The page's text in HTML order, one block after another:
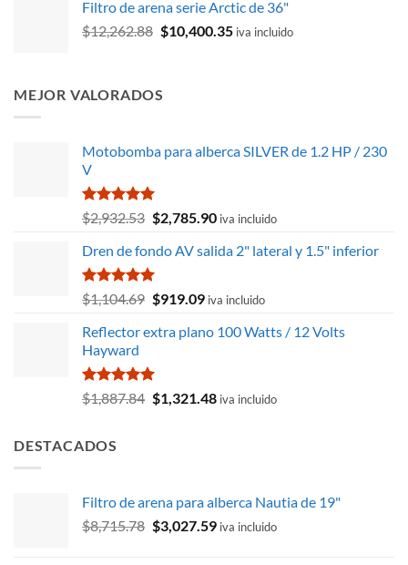
original
era:
actual
es:
Filtro de arena serie Arctic de 36"
$12,262.88 El
era:
$10,400.35Eliva incluido
MEJOR VALORADOS
Motobomba para alberca SILVER de 1.2 HP / 230
V
Valorado
con
de 5
$2,932.53 El
original
era:
$2,932.53.
$2,785.90El
actual
$2,785.90.
iva incluido
Dren de fondo AV salida 2" lateral y 1.5" inferior
Valorado
con
de 5
$1,104.69 El
original
$1,104.69.
$919.09El
actual
iva incluido
Reflector extra plano 100 Watts / 12 Volts
Hayward
Valorado
con
$1,887.84 El
$1,321.48Eliva incluido
DESTACADOS
Filtro de arena para alberca Nautia de 19"
$8,715.78 El
$3,027.59Eliva incluido